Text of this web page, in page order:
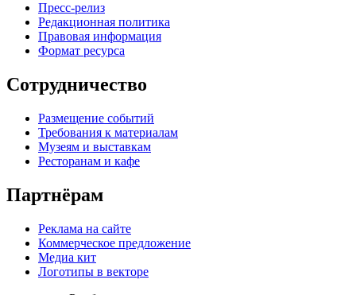
Пресс-релиз
Редакционная политика
Правовая информация
Формат ресурса
Сотрудничество
Размещение событий
Требования к материалам
Музеям и выставкам
Ресторанам и кафе
Партнёрам
Реклама на сайте
Коммерческое предложение
Медиа кит
Логотипы в векторе